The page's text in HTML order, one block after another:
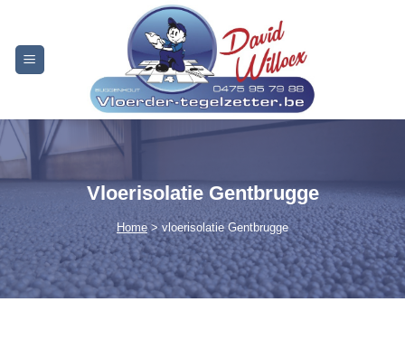
content
Vloerisolatie Gentbrugge
Home> vloerisolatie Gentbrugge